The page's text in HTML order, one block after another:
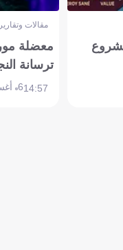
مقالات
معضلة
ترسانة
14:576 أغسطس 2026